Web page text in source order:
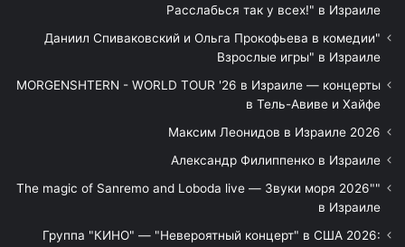
Расслабься так у всех!" в Израиле
"Даниил Спиваковский и Ольга Прокофьева в комедии
Взрослые игры" в Израиле
MORGENSHTERN - WORLD TOUR '26 в Израиле — концерты
в Тель-Авиве и Хайфе
Максим Леонидов в Израиле 2026
Александр Филиппенко в Израиле
"The magic of Sanremo and Loboda live — Звуки моря 2026"
в Израиле
Группа "КИНО" — "Невероятный концерт" в США 2026: